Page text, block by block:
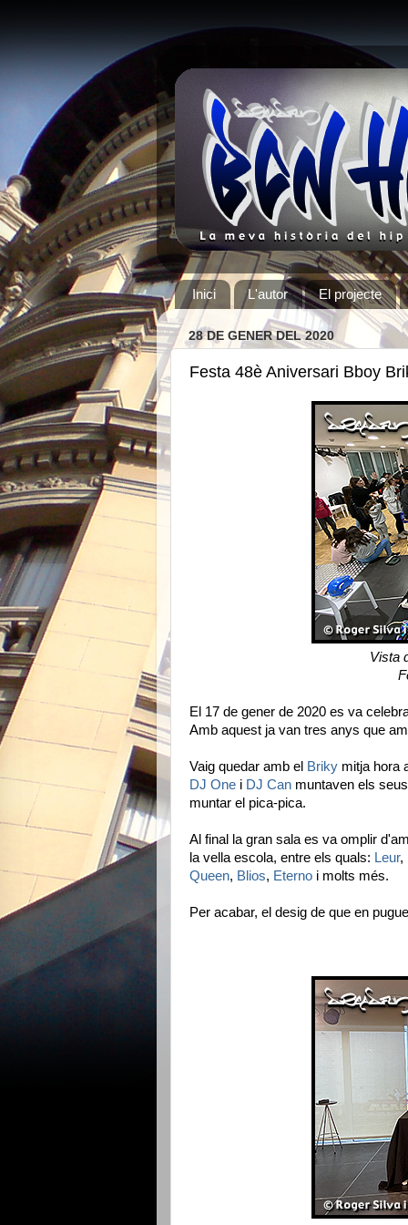
Inici L'autor El projecte
28 DE GENER DEL 2020
Festa 48è Aniversari Bboy
Vista
El 17 de gener de 2020 es va
Amb aquest ja van tres anys que
Vaig quedar amb el Briky mitja hora
DJ One i DJ Can muntaven els
muntar el pica-pica.
Al final la gran sala es va omplir
la vella escola, entre els quals: Leur,
Queen, Blios, Eterno i molts més.
Per acabar, el desig de que en